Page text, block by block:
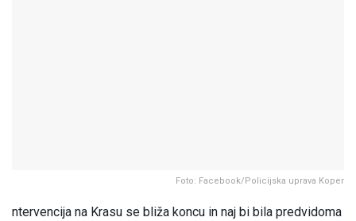
Foto: Facebook/Policijska uprava Koper
ntervencija na Krasu se bliža koncu in naj bi bila predvidoma